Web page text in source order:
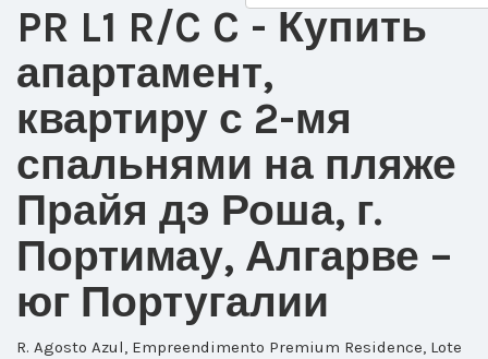
PR L1 R/C C - Купить
апартамент,
квартиру с 2-мя
спальнями на пляже
Прайя дэ Роша, г.
Портимау, Алгарве –
юг Португалии
R. Agosto Azul, Empreendimento Premium Residence, Lote